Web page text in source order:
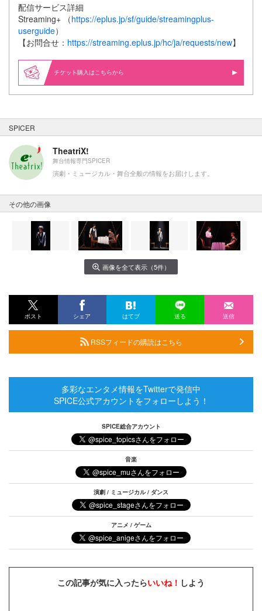
配信サービス詳細
Streaming+ （https://eplus.jp/sf/guide/streamingplus-
userguide）
【お問合せ： https://streaming.eplus.jp/hc/ja/requests/new】
購入はこちらから
SPICER
TheatriX!
舞台情報専門SPICER
演劇・ミュージカル・舞台全般の情報をお届けします。
その他の画像
画像を全て表示（5件）
ポスト シェア はてブ 送る 送信
RSSフィードの購読はこちら
多彩なエンタメ情報をTwitterで発信中
SPICE公式アカウントをフォローしよう！
SPICE総合アカウント
音楽
演劇 / ミュージカル / ダンス
アニメ / ゲーム
この記事が気に入ったらいいね！ しよう